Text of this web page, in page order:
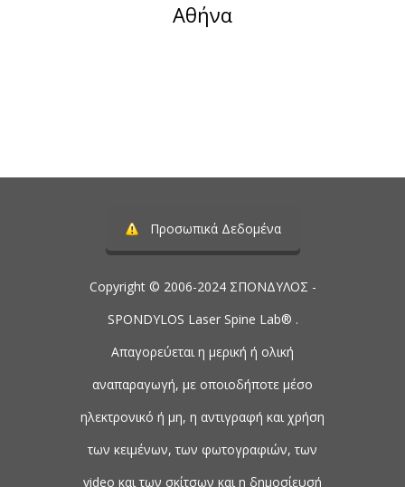
Αθήνα
Προσωπικά Δεδομένα
Copyright © 2006-2024 ΣΠΟΝΔΥΛΟΣ -
SPONDYLOS Laser Spine Lab® .
Απαγορεύεται η μερική ή ολική
αναπαραγωγή, με οποιοδήποτε μέσο
ηλεκτρονικό ή μη, η αντιγραφή και χρήση
των κειμένων, των φωτογραφιών, των
video και των σκίτσων και η δημοσίευσή